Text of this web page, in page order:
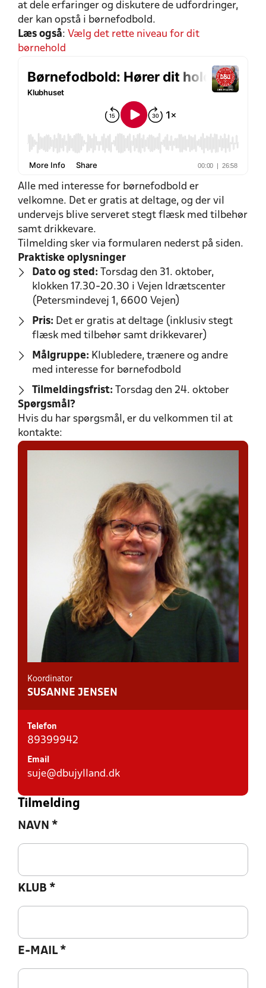
at dele erfaringer og diskutere de udfordringer,
der kan opstå i børnefodbold.
Læs også: Vælg det rette niveau for dit
børnehold
Alle med interesse for børnefodbold er
velkomne. Det er gratis at deltage, og der vil
undervejs blive serveret stegt flæsk med tilbehør
samt drikkevare.
Tilmelding sker via formularen nederst på siden.
Praktiske oplysninger
Dato og sted:
Torsdag den 31. oktober,
klokken 17.30-20.30 i Vejen Idrætscenter
(Petersmindevej 1, 6600 Vejen)
Pris: Det er gratis at deltage (inklusiv stegt
flæsk med tilbehør samt drikkevarer)
Målgruppe: Klubledere, trænere og andre
med interesse for børnefodbold
Tilmeldingsfrist: Torsdag den 24. oktober
Spørgsmål?
Hvis du har spørgsmål, er du velkommen til at
kontakte:
Koordinator
SUSANNE JENSEN
Telefon
89399942
Email
suje@dbujylland.dk
Tilmelding
NAVN *
KLUB *
E-MAIL *